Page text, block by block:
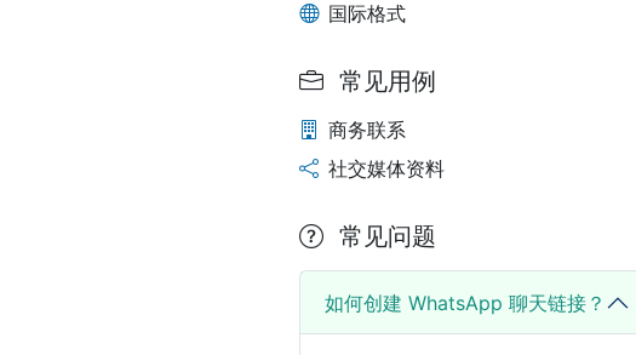
国际格式
常见用例
商务联系
社交媒体资料
常见问题
如何创建 WhatsApp 聊天链接？